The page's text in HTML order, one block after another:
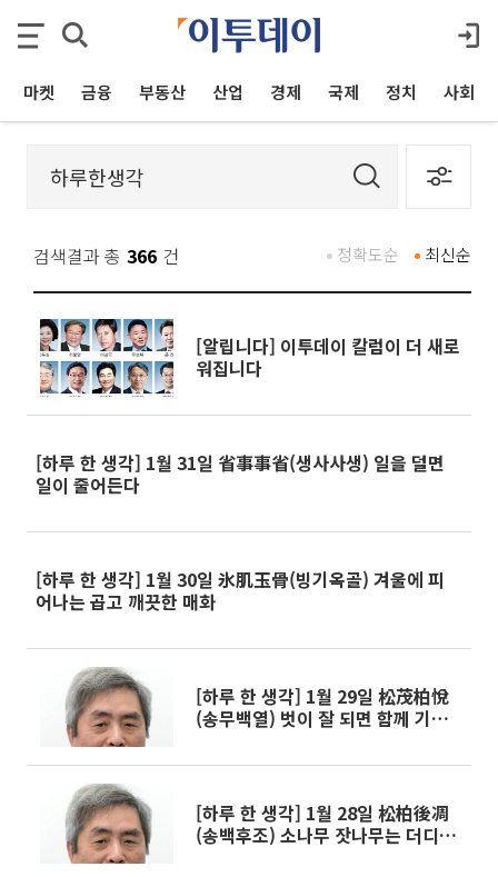
마켓 금융 부동산 산업 경제 국제 정치 사회
검색결과 총 366 건 최신순
정확도순
[알립니다] 이투데이 칼럼이 더 새로
워집니다
[하루 한 생각] 1월 31일 省事事省(생사사생) 일을 덜면
일이 줄어든다
[하루 한 생각] 1월 30일 氷肌玉骨(빙기옥골) 겨울에 피
어나는 곱고 깨끗한 매화
[하루 한 생각] 1월 29일 松茂柏悅
(송무백열) 벗이 잘 되면 함께 기뻐
[하루 한 생각] 1월 28일 松柏後凋
(송백후조) 소나무 잣나무는 더디 시